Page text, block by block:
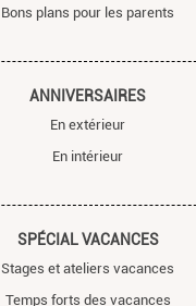
Bons plans pour les parents
ANNIVERSAIRES
En extérieur
En intérieur
SPÉCIAL VACANCES
Stages et ateliers vacances
Temps forts des vacances